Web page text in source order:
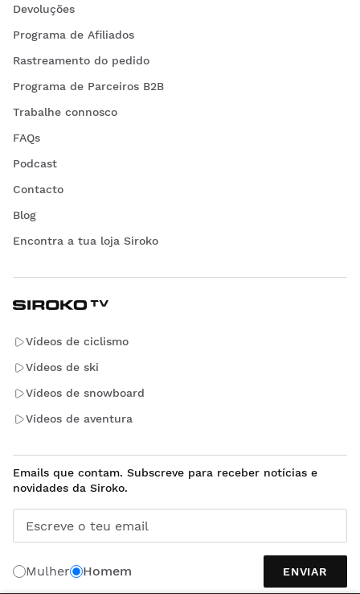
Devoluções
Programa de Afiliados
Rastreamento do pedido
Programa de Parceiros B2B
Trabalhe connosco
FAQs
Podcast
Contacto
Blog
Encontra a tua loja Siroko
Vídeos de ciclismo
Vídeos de ski
Vídeos de snowboard
Vídeos de aventura
Emails que contam. Subscreve para receber notícias e
novidades da Siroko.
Escreve o teu email
Mulher Homem ENVIAR